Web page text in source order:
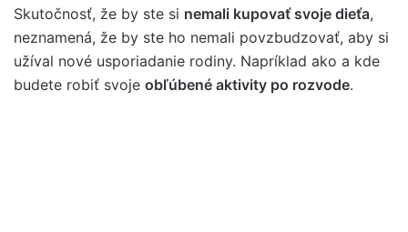
Skutočnosť, že by ste si nemali kupovať svoje dieťa,
neznamená, že by ste ho nemali povzbudzovať, aby si
užíval nové usporiadanie rodiny. Napríklad ako a kde
budete robiť svoje obľúbené aktivity po rozvode.